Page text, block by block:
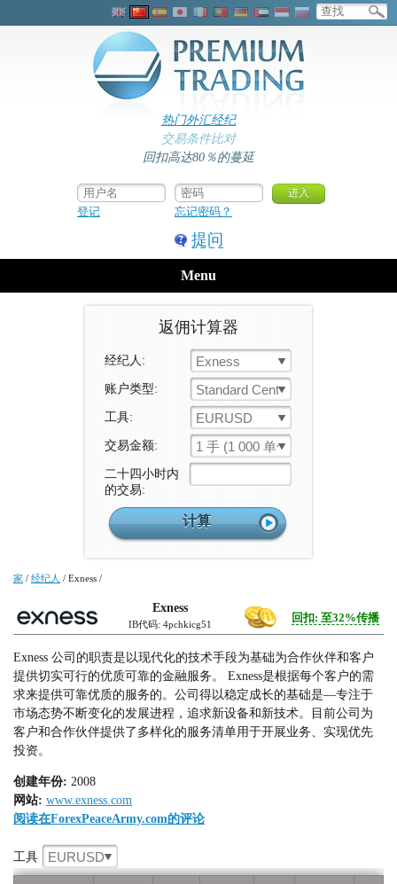
热门外汇经纪
交易条件比对
回扣高达80％的蔓延
登记 忘记密码？
提问
Menu
返佣计算器
经纪人: Exness
账户类型: Standard Cent
工具: EURUSD
交易金额: 1 手 (1 000 单位)
二十四小时内
的交易:
家 / 经纪人 / Exness /
Exness
IB代码: 4pchkicg51 回扣: 至32%传播
Exness 公司的职责是以现代化的技术手段为基础为合作伙伴和客户
提供切实可行的优质可靠的金融服务。 Exness是根据每个客户的需
求来提供可靠优质的服务的。公司得以稳定成长的基础是—专注于
市场态势不断变化的发展进程，追求新设备和新技术。目前公司为
客户和合作伙伴提供了多样化的服务清单用于开展业务、实现优先
投资。
创建年份: 2008
网站: www.exness.com
阅读在ForexPeaceArmy.com的评论
工具 EURUSD